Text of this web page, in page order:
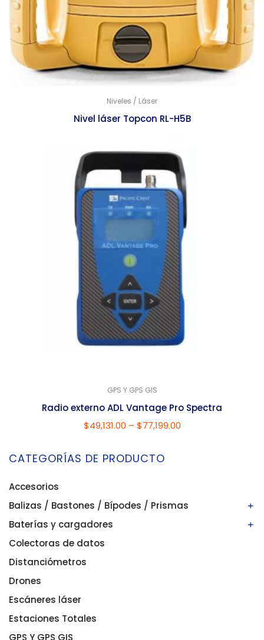
Niveles / Láser
Nivel láser Topcon RL-H5B
GPS Y GPS GIS
Radio externo ADL Vantage Pro Spectra
$49,131.00 – $77,199.00
CATEGORÍAS DE PRODUCTO
Accesorios
Balizas / Bastones / Bípodes / Prismas
Bastones/balizas
Bípodes
Prismas
Baterías y cargadores
Baterías
Cargadores
Colectoras de datos
Distanciómetros
Drones
Escáneres láser
Estaciones Totales
GPS Y GPS GIS